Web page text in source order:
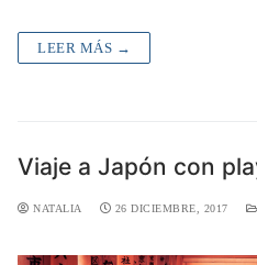
LEER MÁS →
Viaje a Japón con
NATALIA 26 DICIEMBRE, 2017